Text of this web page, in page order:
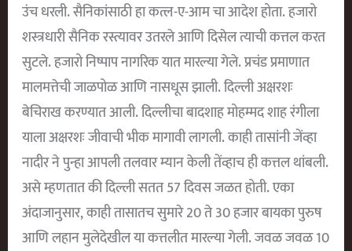
उंच धरली. सैनिकांसाठी हा कत्ल-ए-आम चा आदेश होता. हजारो
शस्त्रधारी सैनिक रस्त्यावर उतरले आणि दिसेल त्याची कत्तल करत
सुटले. हजारो निष्पाप नागरिक यात मारल्या गेले. प्रचंड प्रमाणात
मालमत्तेची जाळपोळ आणि नासधूस झाली. दिल्ली अक्षरशः
बेचिराख करण्यात आली. दिल्लीचा बादशाह मोहम्मद शाह रंगीला
याला अक्षरशः जीवाची भीक मागावी लागली. काही तासांनी जेंव्हा
नादीर ने पुन्हा आपली तलवार म्यान केली तेंव्हाच ही कत्तल थांबली.
असे म्हणतात की दिल्ली सतत 57 दिवस जळत होती. एका
अंदाजानुसार, काही तासातच सुमारे 20 ते 30 हजार बायका पुरुष
आणि लहान मुलेदेखील या कत्तलीत मारल्या गेली. जवळ जवळ 10